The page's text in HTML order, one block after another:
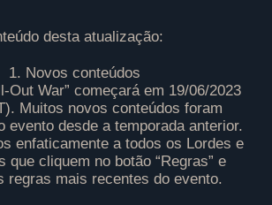
desta atualização:
1. Novos conteúdos
Out War” começará em 19/06/2023
Muitos novos conteúdos foram
evento desde a temporada anterior.
enfaticamente a todos os Lordes e
que cliquem no botão “Regras” e
regras mais recentes do evento.